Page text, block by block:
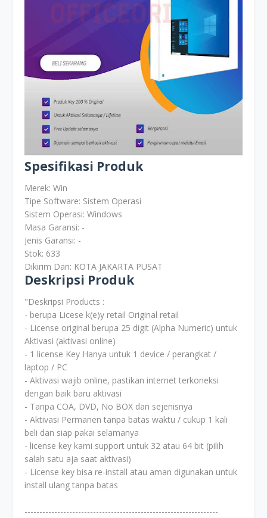
Spesifikasi Produk
Merek: Win
Tipe Software: Sistem Operasi
Sistem Operasi: Windows
Masa Garansi: -
Jenis Garansi: -
Stok: 633
Dikirim Dari: KOTA JAKARTA PUSAT
Deskripsi Produk
"Deskripsi Products :
- berupa Licese k(e)y retail Original retail
- License original berupa 25 digit (Alpha Numeric) untuk
Aktivasi (aktivasi online)
- 1 license Key Hanya untuk 1 device / perangkat /
laptop / PC
- Aktivasi wajib online, pastikan internet terkoneksi
dengan baik baru aktivasi
- Tanpa COA, DVD, No BOX dan sejenisnya
- Aktivasi Permanen tanpa batas waktu / cukup 1 kali
beli dan siap pakai selamanya
- license key kami support untuk 32 atau 64 bit (pilih
salah satu aja saat aktivasi)
- License key bisa re-install atau aman digunakan untuk
install ulang tanpa batas
-----------------------------------------------------------------